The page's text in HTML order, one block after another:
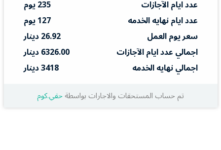
عدد ايام الآجازات
235 يوم
عدد ايام نهايه الخدمه
127 يوم
سعر يوم العمل
26.92 دينار
اجمالي عدد ايام الآجازات
6326.00 دينار
اجمالي نهايه الخدمه
3418 دينار
تم حساب المستحقات والاجارات بواسطةحقي.كوم